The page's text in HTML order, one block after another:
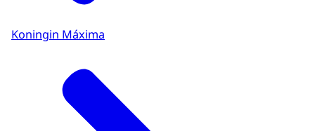
Koningin Máxima